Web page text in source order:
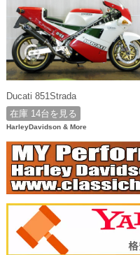
Ducati 851Strada
在庫 14台を見る
HarleyDavidson & More